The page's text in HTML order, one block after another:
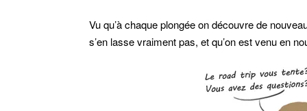
Vu qu’à chaque plongée on découvre de
s’en lasse vraiment pas, et qu’on est venu en